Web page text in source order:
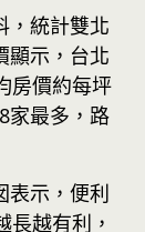
，統計雙北
顯示，台北
房價約每坪
家最多，路
表示，便利
越有利，